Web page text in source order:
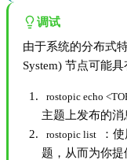
调试
由于系统的分布式
System) 节点可能
rostopic echo
主题上发布的消
rostopic list
：
题，从而为你提